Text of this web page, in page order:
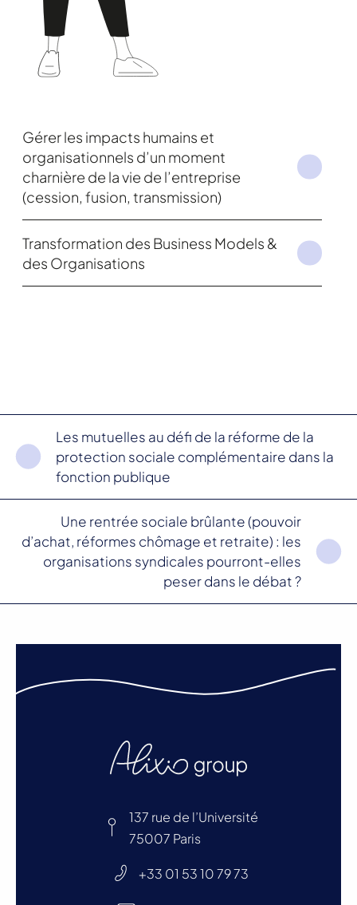
Gérer les impacts humains et
organisationnels d’un moment
charnière de la vie de l’entreprise
(cession, fusion, transmission)
Transformation des Business Models &
des Organisations
Les mutuelles au défi de la réforme de la
protection sociale complémentaire dans la
fonction publique
Une rentrée sociale brûlante (pouvoir
d’achat, réformes chômage et retraite) : les
organisations syndicales pourront-elles
peser dans le débat ?
137 rue de l’Université
75007 Paris
+33 01 53 10 79 73